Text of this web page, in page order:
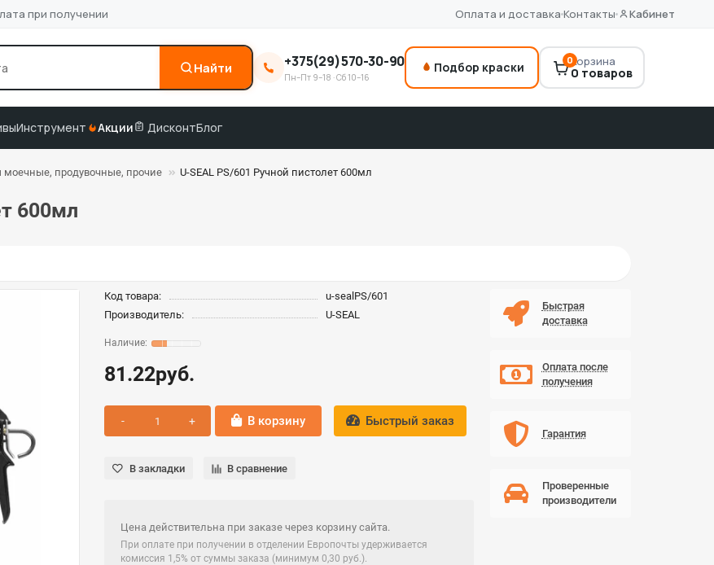
при получении Оплата и доставка Контакты Кабинет
Найти
3M краска по коду подбор по VIN
+375(29)570-30-90
Пн–Пт 9–18 · Сб 10–16
Подбор краски 0Корзина
0 товаров
Инструмент Акции ДисконтБлог
продувочные, прочие U-SEAL PS/601 Ручной пистолет 600мл
600мл
Код товара:
u-sealPS/601
Производитель:
U-SEAL
81.22руб.
В корзину Быстрый заказ
В закладки В сравнение
Цена действительна при заказе через корзину сайта.
При оплате при получении в отделении Европочты удерживается
комиссия 1,5% от суммы заказа (минимум 0,30 руб.).
Быстрая
доставка
Оплата после
получения
Гарантия
Проверенные
производители